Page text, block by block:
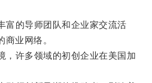
的导师团队和企业家交流活
业网络。
许多领域的初创企业在美国加